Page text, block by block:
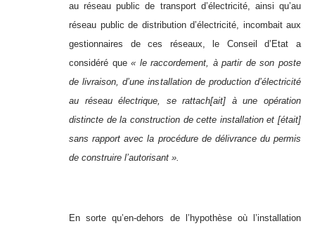
au réseau public de transport d’électricité, ainsi qu’au
réseau public de distribution d’électricité, incombait aux
gestionnaires de ces réseaux, le Conseil d’Etat a
considéré que« le raccordement, à partir de son poste
de livraison, d’une installation de production d’électricité
au réseau électrique, se rattach[ait] à une opération
distincte de la construction de cette installation et [était]
sans rapport avec la procédure de délivrance du permis
de construire l’autorisant ».
En sorte qu’en-dehors de l’hypothèse où l’installation